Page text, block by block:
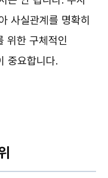
사실관계를 명확히
위한 구체적인
중요합니다.